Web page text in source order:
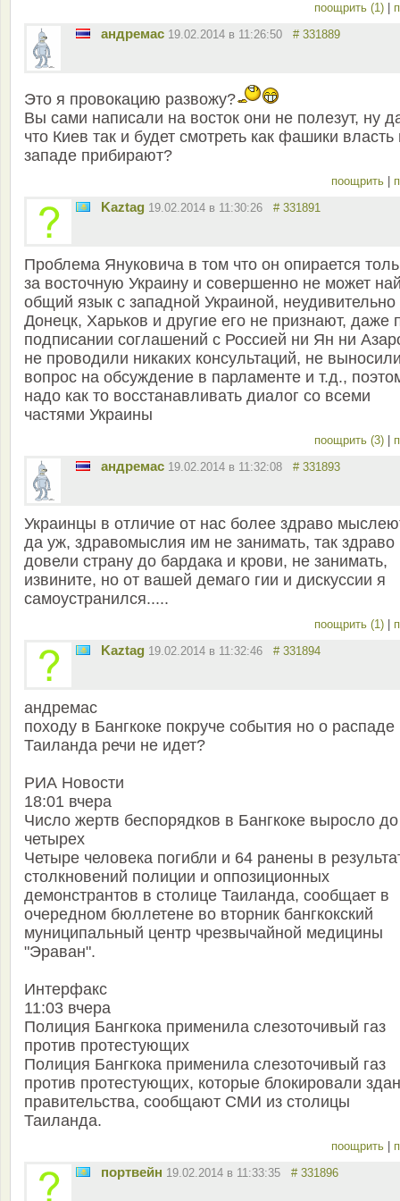
поощрить (1)
андремас 19.02.2014 в 11:26:50 # 331889
Это я провокацию развожу?
Вы сами написали на восток они не полезут, ну
что Киев так и будет смотреть как фашики власть
западе прибирают?
поощрить
Kaztag 19.02.2014 в 11:30:26 # 331891
Проблема Януковича в том что он опирается
за восточную Украину и совершенно не может
общий язык с западной Украиной, неудивительно
Донецк, Харьков и другие его не признают, даже
подписании соглашений с Россией ни Ян ни
не проводили никаких консультаций, не
вопрос на обсуждение в парламенте и т.д.,
надо как то восстанавливать диалог со всеми
частями Украины
поощрить (3)
андремас 19.02.2014 в 11:32:08 # 331893
Украинцы в отличие от нас более здраво
да уж, здравомыслия им не занимать, так здраво
довели страну до бардака и крови, не занимать,
извините, но от вашей демаго гии и дискуссии я
самоустранился.....
поощрить (1)
Kaztag 19.02.2014 в 11:32:46 # 331894
андремас
походу в Бангкоке покруче события но о распаде
Таиланда речи не идет?
РИА Новости
18:01 вчера
Число жертв беспорядков в Бангкоке выросло до
четырех
Четыре человека погибли и 64 ранены в
столкновений полиции и оппозиционных
демонстрантов в столице Таиланда, сообщает в
очередном бюллетене во вторник бангкокский
муниципальный центр чрезвычайной медицины
"Эраван".
Интерфакс
11:03 вчера
Полиция Бангкока применила слезоточивый газ
против протестующих
Полиция Бангкока применила слезоточивый газ
против протестующих, которые блокировали
правительства, сообщают СМИ из столицы
Таиланда.
поощрить
портвейн 19.02.2014 в 11:33:35 # 331896